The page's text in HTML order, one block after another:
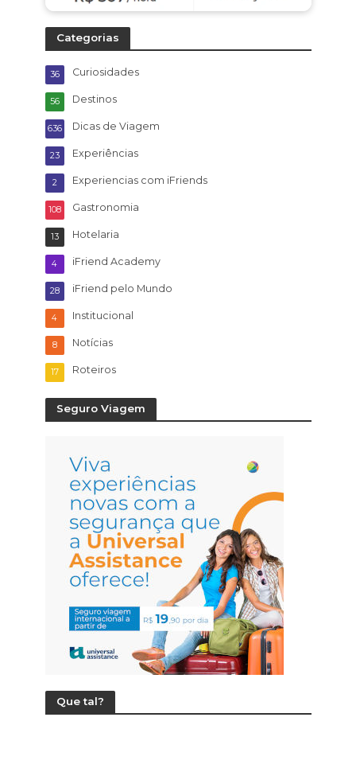
Categorias
Curiosidades
36
Destinos
56
Dicas de Viagem
636
Experiências
23
Experiencias com iFriends
2
Gastronomia
108
Hotelaria
13
iFriend Academy
4
iFriend pelo Mundo
28
Institucional
4
Notícias
8
Roteiros
17
Seguro Viagem
Que tal?